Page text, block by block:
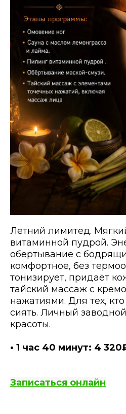
Летний лимитед.
витаминной пудрой.
обёртывание с
комфортное, без
тонизирует, придаёт
тайский массаж с
нажатиями. Для тех,
сиять. Личный
красоты.
• 1 час 40 минут: 4
Записаться онлайн